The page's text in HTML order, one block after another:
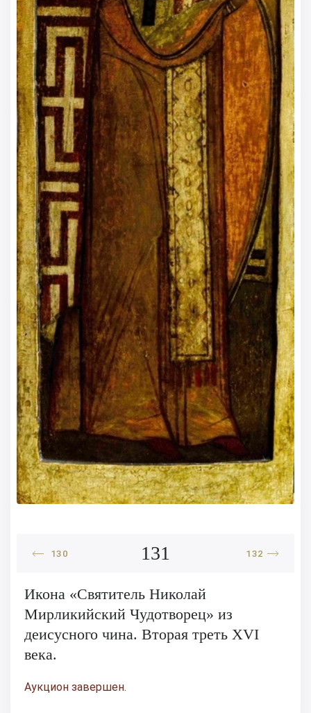
130 131 132
Икона «Святитель Николай
Мирликийский Чудотворец» из
деисусного чина. Вторая треть XVI
века.
Аукцион завершен.